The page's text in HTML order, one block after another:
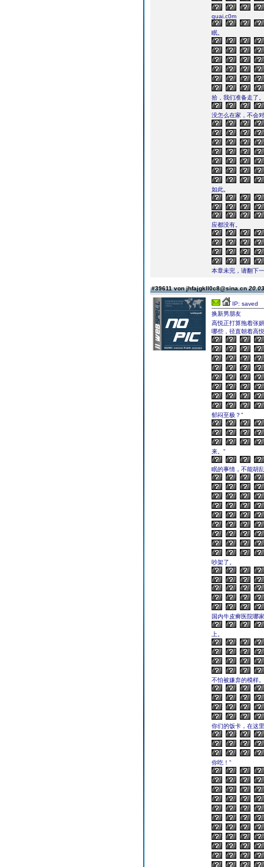
quai.c0m
眠。
拾，我们准备走了。
没怎么在家，不会
如此。
应都没有。
本章未完，请翻下
#39611 von jhfajgkll0c8@sina.cn
IP: saved
换新男朋友
高悦正打算拖着张
哪些，径直朝着高
郁闷至极？”
来。”
眠的事情，不能胡
吵架了。
国内牛皮癣医院哪
上。
不怕被嫌弃的模样。
你们的饭卡，在这
你吃！”